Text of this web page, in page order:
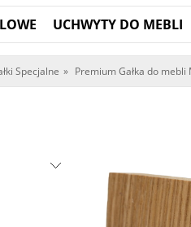
UCHWYTY DO MEBLI
Specjalne » Premium Gałka do